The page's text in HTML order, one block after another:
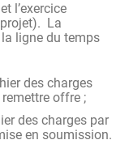
l’exercice
La
ligne du temps
des charges
remettre offre ;
des charges par
en soumission.